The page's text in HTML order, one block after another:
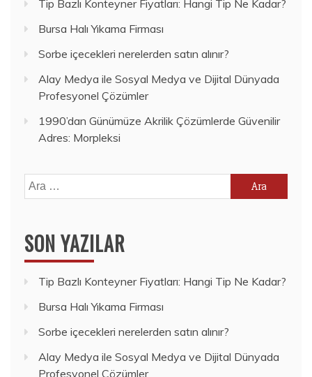
Tip Bazlı Konteyner Fiyatları: Hangi Tip Ne Kadar?
Bursa Halı Yıkama Firması
Sorbe içecekleri nerelerden satın alınır?
Alay Medya ile Sosyal Medya ve Dijital Dünyada
Profesyonel Çözümler
1990’dan Günümüze Akrilik Çözümlerde Güvenilir
Adres: Morpleksi
Arama:
SON YAZILAR
Tip Bazlı Konteyner Fiyatları: Hangi Tip Ne Kadar?
Bursa Halı Yıkama Firması
Sorbe içecekleri nerelerden satın alınır?
Alay Medya ile Sosyal Medya ve Dijital Dünyada
Profesyonel Çözümler